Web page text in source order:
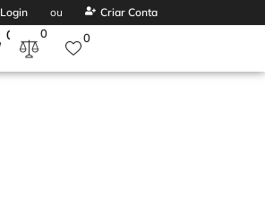
Login ou Criar Conta
0 0 0